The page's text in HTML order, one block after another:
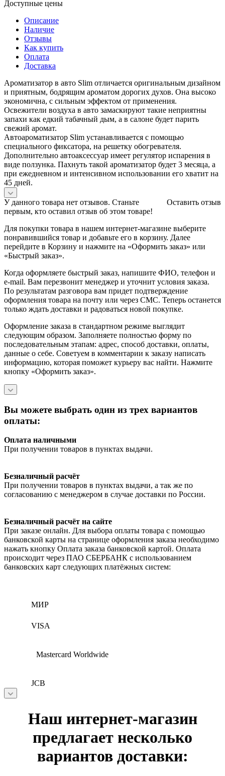
Доступные цены
Описание
Наличие
Отзывы
Как купить
Оплата
Доставка
Ароматизатор в авто Slim отличается оригинальным дизайном
и приятным, бодрящим ароматом дорогих духов. Она высоко
экономична, с сильным эффектом от применения.
Освежители воздуха в авто замаскируют такие неприятны
запахи как едкий табачный дым, а в салоне будет парить
свежий аромат.
Автоароматизатор Slim устанавливается с помощью
специального фиксатора, на решетку обогревателя.
Дополнительно автоаксессуар имеет регулятор испарения в
виде ползунка. Пахнуть такой ароматизатор будет 3 месяца, а
при ежедневном и интенсивном использовании его хватит на
45 дней.
Оставить отзыв
У данного товара нет отзывов. Станьте
первым, кто оставил отзыв об этом товаре!
Для покупки товара в нашем интернет-магазине выберите
понравившийся товар и добавьте его в корзину. Далее
перейдите в Корзину и нажмите на «Оформить заказ» или
«Быстрый заказ».
Когда оформляете быстрый заказ, напишите ФИО, телефон и
e-mail. Вам перезвонит менеджер и уточнит условия заказа.
По результатам разговора вам придет подтверждение
оформления товара на почту или через СМС. Теперь останется
только ждать доставки и радоваться новой покупке.
Оформление заказа в стандартном режиме выглядит
следующим образом. Заполняете полностью форму по
последовательным этапам: адрес, способ доставки, оплаты,
данные о себе. Советуем в комментарии к заказу написать
информацию, которая поможет курьеру вас найти. Нажмите
кнопку «Оформить заказ».
Вы можете выбрать один из трех вариантов
оплаты:
Оплата наличными
При получении товаров в пунктах выдачи.
Безналичный расчёт
При получении товаров в пунктах выдачи, а так же по
согласованию с менеджером в случае доставки по России.
Безналичный расчёт на сайте
При заказе онлайн. Для выбора оплаты товара с помощью
банковской карты на странице оформления заказа необходимо
нажать кнопку Оплата заказа банковской картой. Оплата
происходит через ПАО СБЕРБАНК с использованием
банковских карт следующих платёжных систем:
МИР
VISA
Mastercard Worldwide
JCB
Наш интернет-магазин
предлагает несколько
вариантов доставки: